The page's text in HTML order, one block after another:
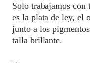
Solo trabajamos con
es la plata de ley, el
junto a los
talla brillante.